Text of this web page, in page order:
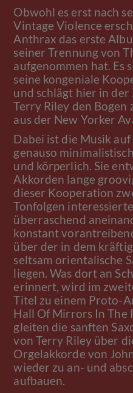
Obwohl es erst nach
Vintage Violence
Anthrax das erste
seiner Trennung von
aufgenommen hat. Es
seine kongeniale
und schlägt hier in
Terry Riley den
aus der New Yorker
Dabei ist die Musik
genauso
und körperlich. Sie
Akkorden lange
dieser Kooperation
Tonfolgen
überraschend
konstant
über der in dem
seltsam orientalische
liegen. Was dort an
erinnert, wird im
Titel zu einem Proto-
Hall Of Mirrors In The
gleiten die sanften
von Terry Riley über
Orgelakkorde von
wieder zu an- und
aufbauen.